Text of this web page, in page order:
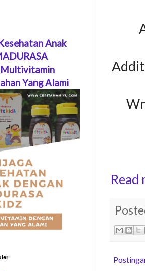
Read
Anak
Yang Alami